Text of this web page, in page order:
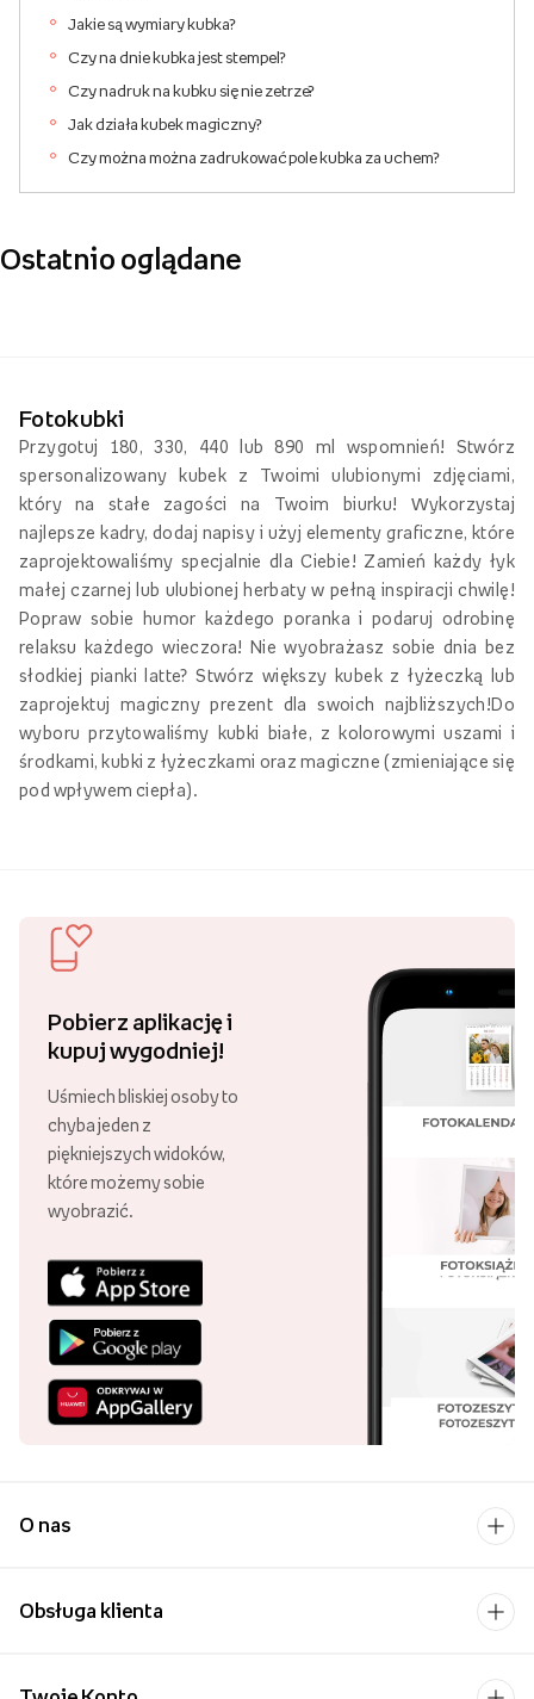
Jakie są wymiary kubka?
Czy na dnie kubka jest stempel?
Czy nadruk na kubku się nie zetrze?
Jak działa kubek magiczny?
Czy można można zadrukować pole kubka za uchem?
Ostatnio oglądane
Fotokubki
Przygotuj 180, 330, 440 lub 890 ml wspomnień! Stwórz
spersonalizowany kubek z Twoimi ulubionymi zdjęciami,
który na stałe zagości na Twoim biurku! Wykorzystaj
najlepsze kadry, dodaj napisy i użyj elementy graficzne, które
zaprojektowaliśmy specjalnie dla Ciebie! Zamień każdy łyk
małej czarnej lub ulubionej herbaty w pełną inspiracji chwilę!
Popraw sobie humor każdego poranka i podaruj odrobinę
relaksu każdego wieczora! Nie wyobrażasz sobie dnia bez
słodkiej pianki latte? Stwórz większy kubek z łyżeczką lub
zaprojektuj magiczny prezent dla swoich najbliższych!Do
wyboru przytowaliśmy kubki białe, z kolorowymi uszami i
środkami, kubki z łyżeczkami oraz magiczne (zmieniające się
pod wpływem ciepła).
Pobierz aplikację i
kupuj wygodniej!
Uśmiech bliskiej osoby to
chyba jeden z
piękniejszych widoków,
które możemy sobie
wyobrazić.
O nas
Obsługa klienta